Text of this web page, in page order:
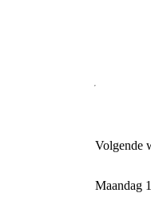
Volgende
Maandag